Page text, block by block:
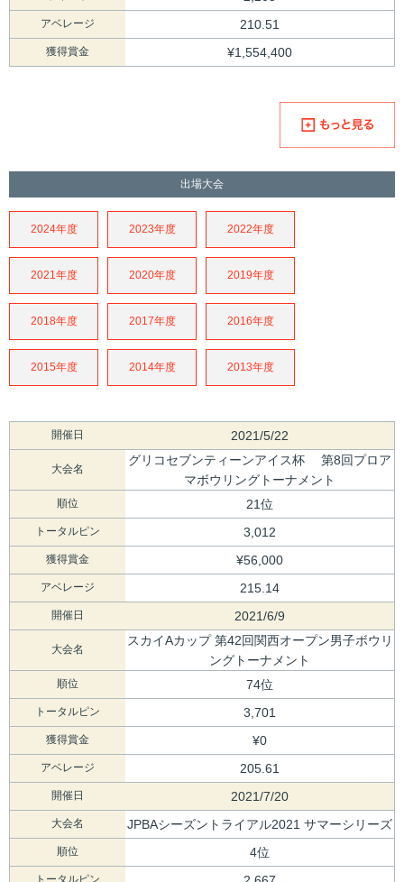
アベレージ 210.51
獲得賞金 ¥1,554,400
出場大会
2024年度 2023年度 2022年度
2021年度 2020年度 2019年度
2018年度 2017年度 2016年度
2015年度 2014年度 2013年度
開催日 2021/5/22
大会名
グリコセブンティーンアイス杯 第8回プロア
マボウリングトーナメント
順位 21位
トータルピン 3,012
獲得賞金 ¥56,000
アベレージ 215.14
開催日 2021/6/9
大会名
スカイAカップ 第42回関西オープン男子ボウリ
ングトーナメント
順位 74位
トータルピン 3,701
獲得賞金 ¥0
アベレージ 205.61
開催日 2021/7/20
大会名 JPBAシーズントライアル2021 サマーシリーズ
順位 4位
トータルピン